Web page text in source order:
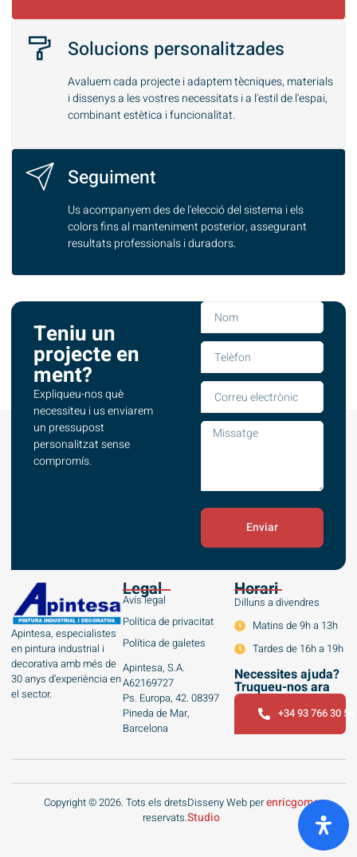
Solucions personalitzades
Avaluem cada projecte i adaptem tècniques, materials
i dissenys a les vostres necessitats i a l'estil de l'espai,
combinant estètica i funcionalitat.
Seguiment
Us acompanyem des de l'elecció del sistema i els
colors fins al manteniment posterior, assegurant
resultats professionals i duradors.
Teniu un
projecte en
ment?
Expliqueu-nos què
necessiteu i us enviarem
un pressupost
personalitzat sense
compromís.
Enviar
Apintesa, especialistes
en pintura industrial i
decorativa amb més de
30 anys d’experiència en
el sector.
Legal
Avís legal
Política de privacitat
Política de galetes
Apintesa, S.A.
A62169727
Ps. Europa, 42. 08397
Pineda de Mar,
Barcelona
Horari
Dilluns a divendres
Matins de 9h a 13h
Tardes de 16h a 19h
Necessites ajuda?
Truqueu-nos ara
+34 93 766 30 58
Copyright © 2026. Tots els drets
reservats.
Disseny Web perenricgomez
Studio